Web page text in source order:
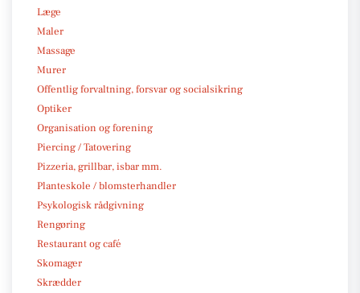
Læge
Maler
Massage
Murer
Offentlig forvaltning, forsvar og socialsikring
Optiker
Organisation og forening
Piercing / Tatovering
Pizzeria, grillbar, isbar mm.
Planteskole / blomsterhandler
Psykologisk rådgivning
Rengøring
Restaurant og café
Skomager
Skrædder